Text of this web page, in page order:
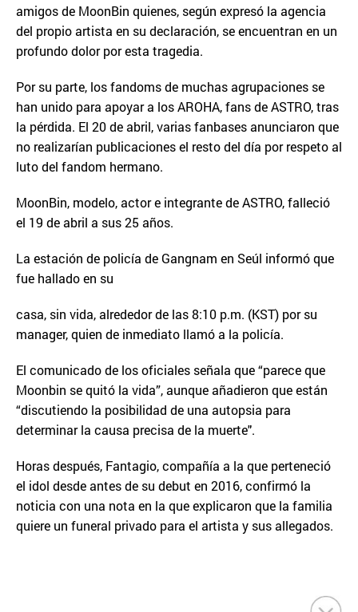
amigos de MoonBin quienes, según expresó la agencia
del propio artista en su declaración, se encuentran en un
profundo dolor por esta tragedia.
Por su parte, los fandoms de muchas agrupaciones se
han unido para apoyar a los AROHA, fans de ASTRO, tras
la pérdida. El 20 de abril, varias fanbases anunciaron que
no realizarían publicaciones el resto del día por respeto al
luto del fandom hermano.
MoonBin, modelo, actor e integrante de ASTRO, falleció
el 19 de abril a sus 25 años.
La estación de policía de Gangnam en Seúl informó que
fue hallado en su
casa, sin vida, alrededor de las 8:10 p.m. (KST) por su
manager, quien de inmediato llamó a la policía.
El comunicado de los oficiales señala que “parece que
Moonbin se quitó la vida”, aunque añadieron que están
“discutiendo la posibilidad de una autopsia para
determinar la causa precisa de la muerte".
Horas después, Fantagio, compañía a la que perteneció
el idol desde antes de su debut en 2016, confirmó la
noticia con una nota en la que explicaron que la familia
quiere un funeral privado para el artista y sus allegados.